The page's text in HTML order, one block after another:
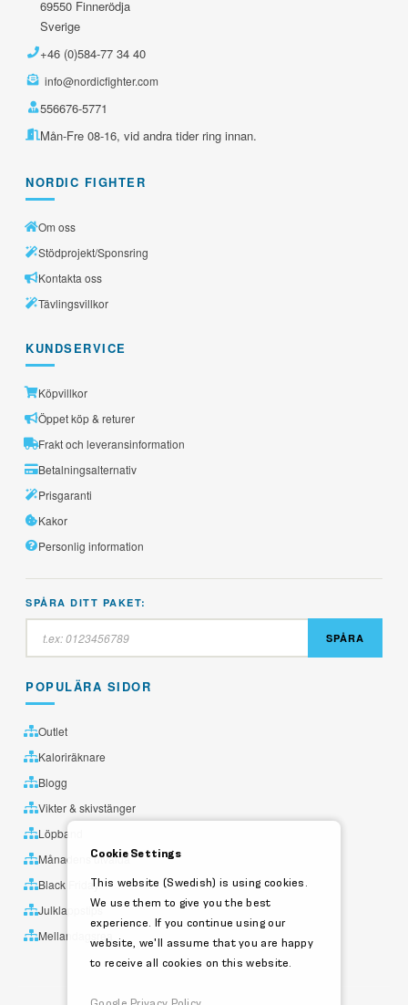
69550 Finnerödja
Sverige
+46 (0)584-77 34 40
info@nordicfighter.com
556676-5771
Mån-Fre 08-16, vid andra tider ring innan.
NORDIC FIGHTER
Om oss
Stödprojekt/Sponsring
Kontakta oss
Tävlingsvillkor
KUNDSERVICE
Köpvillkor
Öppet köp & returer
Frakt och leveransinformation
Betalningsalternativ
Prisgaranti
Kakor
Personlig information
SPÅRA DITT PAKET:
SPÅRA
POPULÄRA SIDOR
Outlet
Kaloriräknare
Blogg
Vikter & skivstänger
Löpband
Månadens utvalda
Black Friday
Julklappstips
Mellandagsrea
Cookie Settings
This website (Swedish) is using cookies.
We use them to give you the best
experience. If you continue using our
website, we'll assume that you are happy
to receive all cookies on this website.